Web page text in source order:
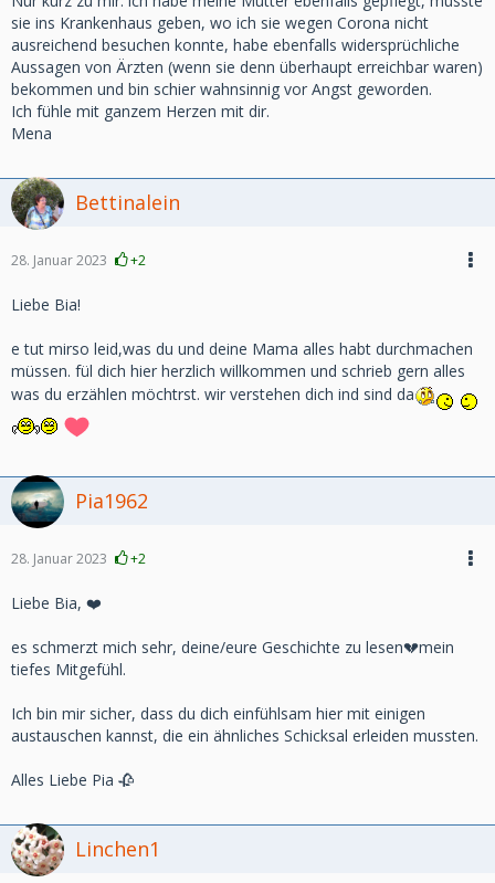
sie ins Krankenhaus geben, wo ich sie wegen Corona nicht
ausreichend besuchen konnte, habe ebenfalls widersprüchliche
Aussagen von Ärzten (wenn sie denn überhaupt erreichbar waren)
bekommen und bin schier wahnsinnig vor Angst geworden.
Ich fühle mit ganzem Herzen mit dir.
Mena
Bettinalein
28. Januar 2023 +2
Liebe Bia!
e tut mirso leid,was du und deine Mama alles habt durchmachen
müssen. fül dich hier herzlich willkommen und schrieb gern alles
was du erzählen möchtrst. wir verstehen dich ind sind da
Pia1962
28. Januar 2023 +2
Liebe Bia, ❤️
es schmerzt mich sehr, deine/eure Geschichte zu lesen💔mein
tiefes Mitgefühl.
Ich bin mir sicher, dass du dich einfühlsam hier mit einigen
austauschen kannst, die ein ähnliches Schicksal erleiden mussten.
Alles Liebe Pia 🥀
Linchen1